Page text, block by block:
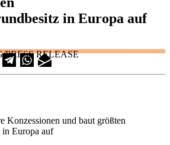
in Europa auf
PRESS RELEASE
Konzessionen und baut größten
Europa auf